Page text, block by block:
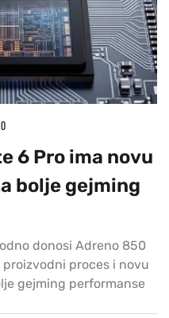
0
6 Pro ima novu
bolje gejming
donosi Adreno 850
proizvodni proces i novu
gejming performanse